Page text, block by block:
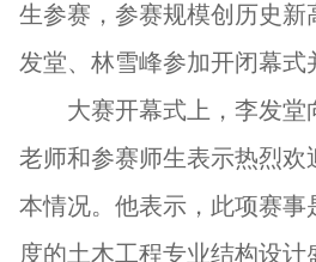
生参赛，参赛规模创历史新
发堂、林雪峰参加开闭幕式
大赛开幕式上，李发堂
老师和参赛师生表示热烈欢
本情况。他表示，此项赛事
度的土木工程专业结构设计